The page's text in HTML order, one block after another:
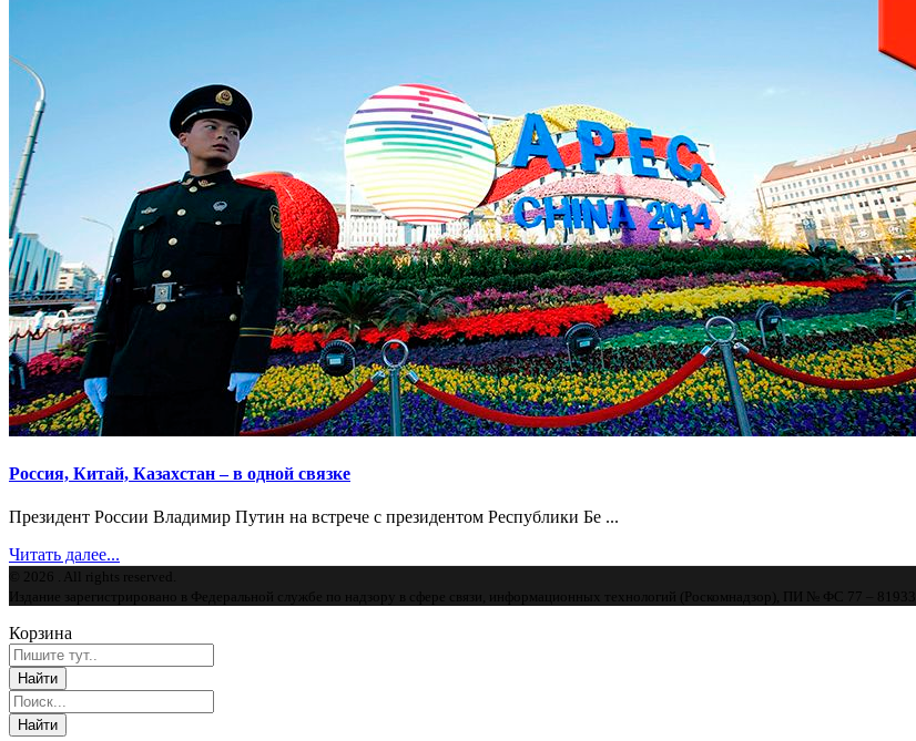
Россия, Китай, Казахстан – в одной связке
Президент России Владимир Путин на встрече с президентом Республики Бе ...
Читать далее...
© 2026 . All rights reserved.
Издание зарегистрировано в Федеральной службе по надзору в сфере связи, информационных технологий (Роскомнадзор), ПИ № ФС 77 – 81933.
Корзина